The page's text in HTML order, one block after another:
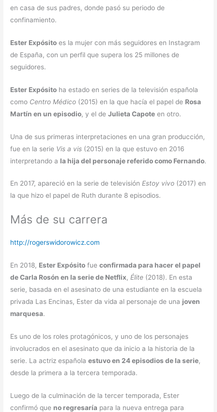
en casa de sus padres, donde pasó su periodo de
confinamiento.
Ester Expósito es la mujer con más seguidores en Instagram
de España, con un perfil que supera los 25 millones de
seguidores.
Ester Expósito ha estado en series de la televisión española
como Centro Médico (2015) en la que hacía el papel de Rosa
Martín en un episodio, y el deJulieta Capote en otro.
Una de sus primeras interpretaciones en una gran producción,
fue en la serie Vis a vis (2015) en la que estuvo en 2016
interpretando a la hija del personaje referido como Fernando.
En 2017, apareció en la serie de televisiónEstoy vivo (2017) en
la que hizo el papel de Ruth durante 8 episodios.
Más de su carrera
http://rogerswidorowicz.com
En 2018, Ester Expósito fueconfirmada para hacer el papel
de Carla Rosón en la serie de Netflix,Élite (2018). En esta
serie, basada en el asesinato de una estudiante en la escuela
privada Las Encinas, Ester da vida al personaje de una joven
marquesa.
Es uno de los roles protagónicos, y uno de los personajes
involucrados en el asesinato que da inicio a la historia de la
serie. La actriz españolaestuvo en 24 episodios de la serie,
desde la primera a la tercera temporada.
Luego de la culminación de la tercer temporada, Ester
confirmó que no regresaría para la nueva entrega para